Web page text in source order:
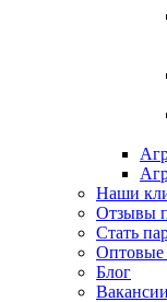
Наши
Отзывы
Стать
Оптовые
Блог
Вакансии